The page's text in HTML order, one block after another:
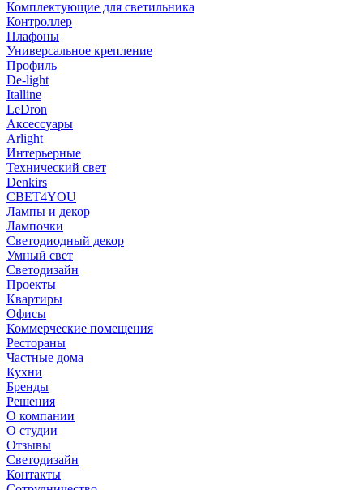
Комплектующие для светильника
Контроллер
Плафоны
Универсальное крепление
Профиль
De-light
Italline
LeDron
Аксессуары
Arlight
Интерьерные
Технический свет
Denkirs
СВЕТ4YOU
Лампы и декор
Лампочки
Светодиодный декор
Умный свет
Светодизайн
Проекты
Квартиры
Офисы
Коммерческие помещения
Рестораны
Частные дома
Кухни
Бренды
Решения
О компании
О студии
Отзывы
Светодизайн
Контакты